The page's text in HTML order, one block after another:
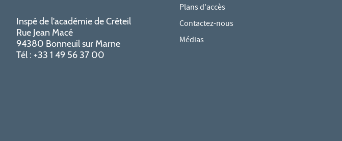
Inspé de l'académie de Créteil
Rue Jean Macé
94380 Bonneuil sur Marne
Tél : +33 1 49 56 37 00
Plans d'accès
Contactez-nous
Médias